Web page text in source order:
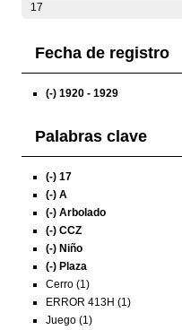
17
Fecha de registro
(-) 1920 - 1929
Palabras clave
(-) 17
(-) A
(-) Arbolado
(-) CCZ
(-) Niño
(-) Plaza
Cerro (1)
ERROR 413H (1)
Juego (1)